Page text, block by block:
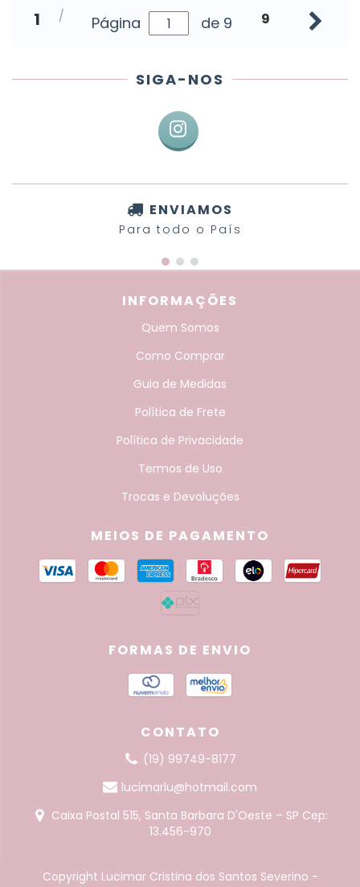
1 Página de 9 9
SIGA-NOS
ENVIAMOS
Para todo o País
INFORMAÇÕES
Quem Somos
Como Comprar
Guia de Medidas
Política de Frete
Política de Privacidade
Termos de Uso
Trocas e Devoluções
MEIOS DE PAGAMENTO
FORMAS DE ENVIO
CONTATO
(19) 99749-8177
lucimarlu@hotmail.com
Caixa Postal 515, Santa Barbara D'Oeste – SP Cep:
13.456-970
Copyright Lucimar Cristina dos Santos Severino -